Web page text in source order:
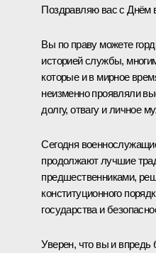
Поздравляю вас с Днём
Вы по праву можете
историей службы,
которые и в мирное
неизменно проявляли
долгу, отвагу и личное
Сегодня
продолжают лучшие
предшественниками,
конституционного
государства и
Уверен, что вы и впредь